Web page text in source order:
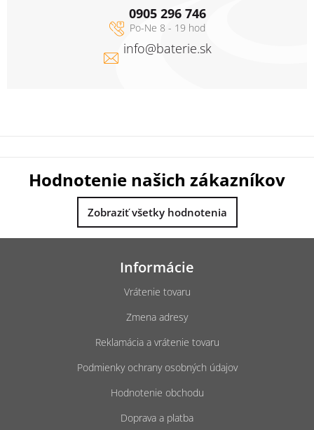
info@baterie.sk
0905 296 746
Hodnotenie našich zákazníkov
Zobraziť všetky hodnotenia
Z
Informácie
Vrátenie tovaru
Zmena adresy
Reklamácia a vrátenie tovaru
Podmienky ochrany osobných údajov
Hodnotenie obchodu
Doprava a platba